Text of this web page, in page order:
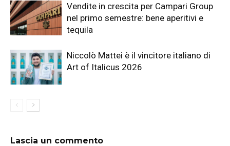
Vendite in crescita per Campari Group
nel primo semestre: bene aperitivi e
tequila
Niccolò Mattei è il vincitore italiano di
Art of Italicus 2026
Lascia un commento